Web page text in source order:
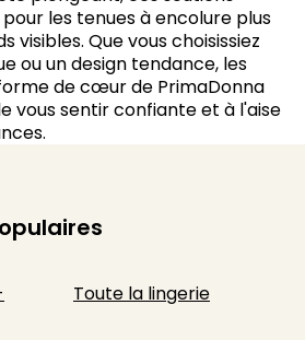
les tenues à encolure plus
visibles. Que vous choisissiez
ou un design tendance, les
de cœur de PrimaDonna
vous sentir confiante et à l'aise
Toute la lingerie